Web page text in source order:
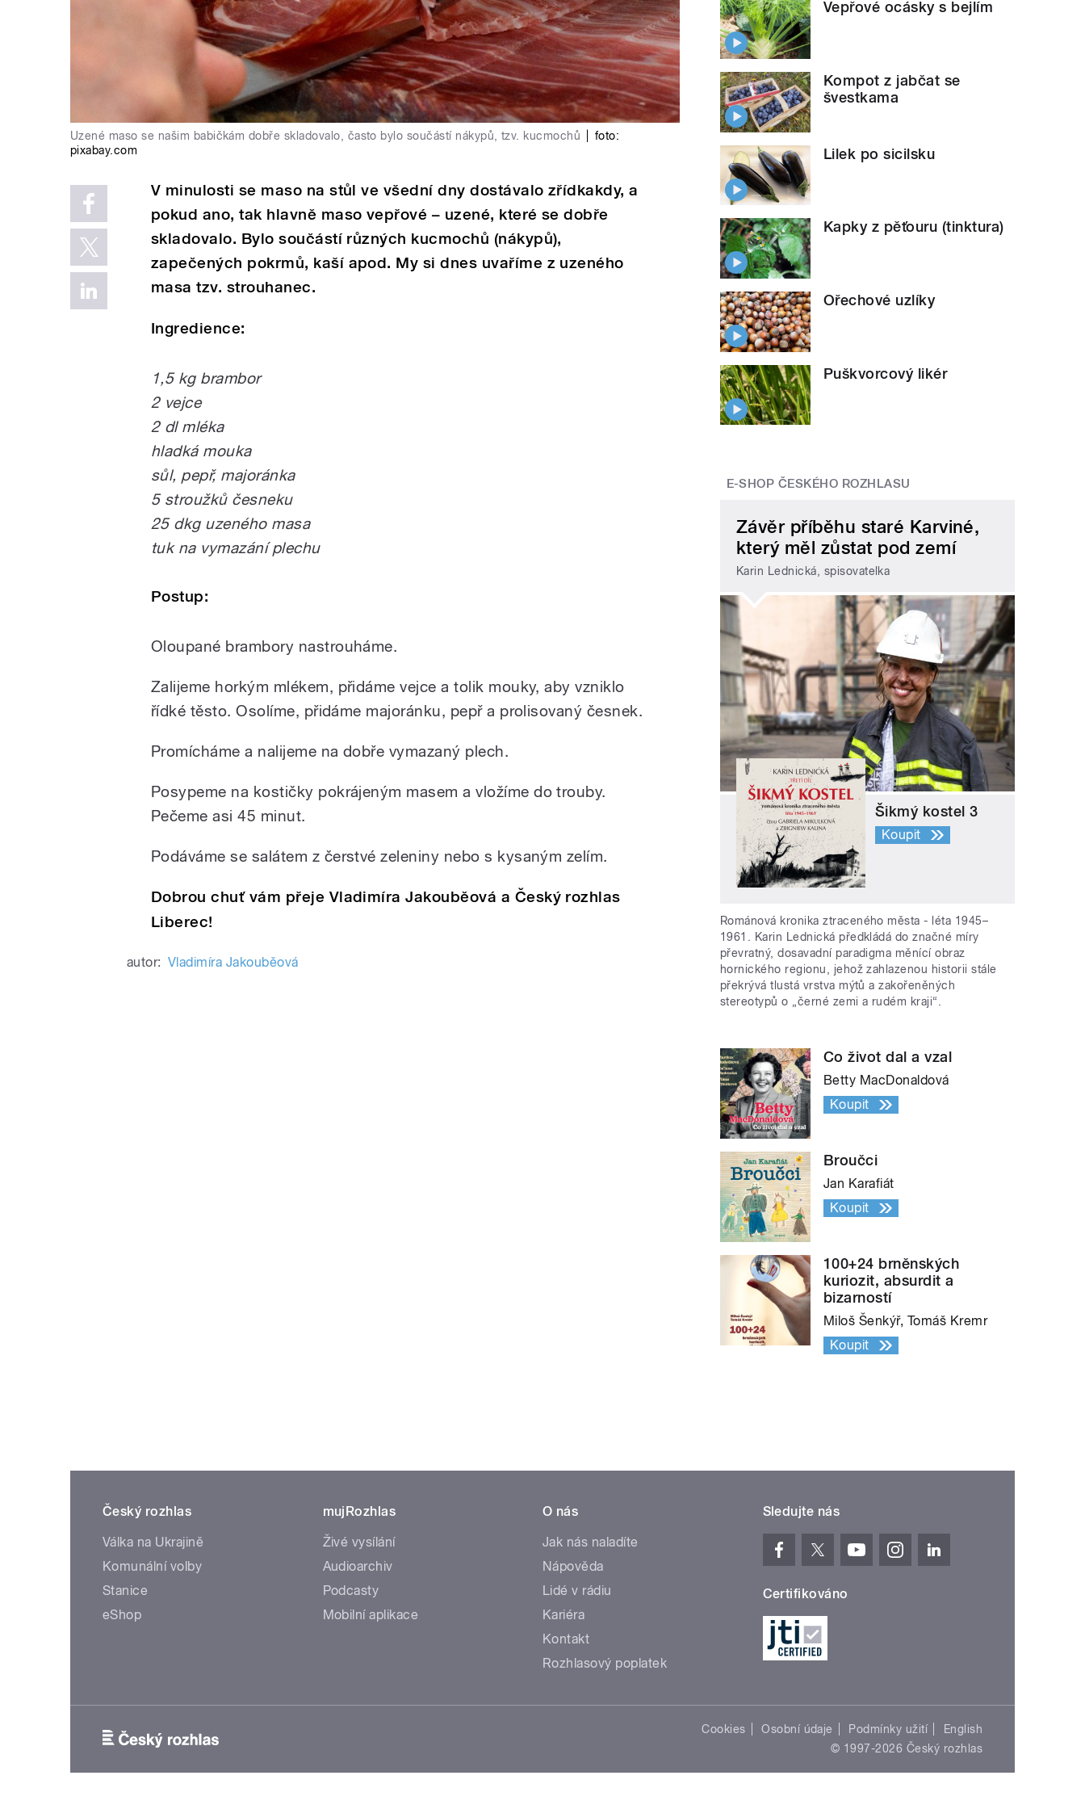
Uzené maso se našim babičkám dobře skladovalo, často bylo součástí nákypů, tzv. kucmochů
foto:
pixabay.com
V minulosti se maso na stůl ve všední dny dostávalo zřídkakdy, a
pokud ano, tak hlavně maso vepřové – uzené, které se dobře
skladovalo. Bylo součástí různých kucmochů (nákypů),
zapečených pokrmů, kaší apod. My si dnes uvaříme z uzeného
masa tzv. strouhanec.
Ingredience:
1,5 kg brambor
2 vejce
2 dl mléka
hladká mouka
sůl, pepř, majoránka
5 stroužků česneku
25 dkg uzeného masa
tuk na vymazání plechu
Postup:
Oloupané brambory nastrouháme.
Zalijeme horkým mlékem, přidáme vejce a tolik mouky, aby vzniklo
řídké těsto. Osolíme, přidáme majoránku, pepř a prolisovaný česnek.
Promícháme a nalijeme na dobře vymazaný plech.
Posypeme na kostičky pokrájeným masem a vložíme do trouby.
Pečeme asi 45 minut.
Podáváme se salátem z čerstvé zeleniny nebo s kysaným zelím.
Dobrou chuť vám přeje Vladimíra Jakouběová a Český rozhlas
Liberec!
autor: Vladimíra Jakouběová
Vepřové ocásky s bejlím
Kompot z jabčat se
švestkama
Lilek po sicilsku
Kapky z pěťouru (tinktura)
Ořechové uzlíky
Puškvorcový likér
E-SHOP ČESKÉHO ROZHLASU
Závěr příběhu staré Karviné,
který měl zůstat pod zemí
Karin Lednická, spisovatelka
Šikmý kostel 3
Koupit
Románová kronika ztraceného města - léta 1945–
1961. Karin Lednická předkládá do značné míry
převratný, dosavadní paradigma měnící obraz
hornického regionu, jehož zahlazenou historii stále
překrývá tlustá vrstva mýtů a zakořeněných
stereotypů o „černé zemi a rudém kraji“.
Co život dal a vzal
Betty MacDonaldová
Koupit
Broučci
Jan Karafiát
Koupit
100+24 brněnských
kuriozit, absurdit a
bizarností
Miloš Šenkýř, Tomáš Kremr
Koupit
Český rozhlas
Válka na Ukrajině
Komunální volby
Stanice
eShop
mujRozhlas
Živé vysílání
Audioarchiv
Podcasty
Mobilní aplikace
O nás
Jak nás naladíte
Nápověda
Lidé v rádiu
Kariéra
Kontakt
Rozhlasový poplatek
Sledujte nás
Certifikováno
Cookies Osobní údaje Podmínky užití
English
© 1997-2026 Český rozhlas